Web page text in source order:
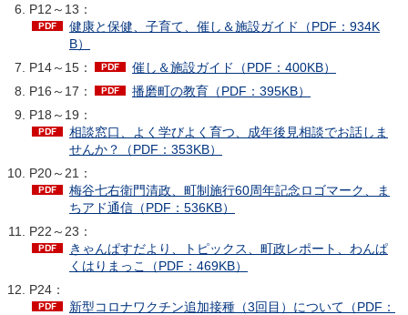
P12～13：
健康と保健、子育て、催し＆施設ガイド（PDF：934K
B）
P14～15：
催し＆施設ガイド（PDF：400KB）
P16～17：
播磨町の教育（PDF：395KB）
P18～19：
相談窓口、よく学びよく育つ、成年後見相談でお話しま
せんか？（PDF：353KB）
P20～21：
梅谷七右衛門清政、町制施行60周年記念ロゴマーク、ま
ちアド通信（PDF：536KB）
P22～23：
きゃんぱすだより、トピックス、町政レポート、わんぱ
くはりまっこ（PDF：469KB）
P24：
新型コロナワクチン追加接種（3回目）について（PDF：